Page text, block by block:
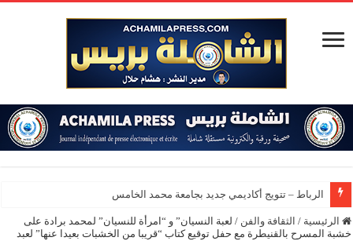
الرباط – تتويج أكاديمي جديد بجامعة محمد الخامس
الرئيسية / الثقافة والفن / لعبة النسيان” و “امرأة للنسيان” لمحمد برادة على
خشبة المسرح بالقنيطرة مع حفل توقيع كتاب “قريبا من الخشبات بعيدا عنها” لعبد